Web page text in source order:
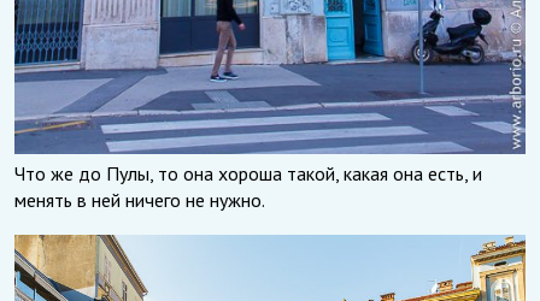
Что же до Пулы, то она хороша такой, какая она есть, и
менять в ней ничего не нужно.